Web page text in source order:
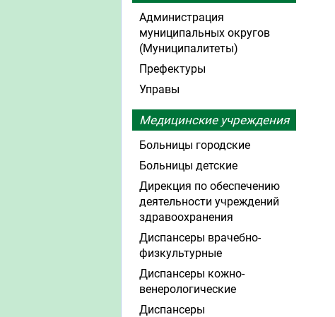
Администрация
муниципальных округов
(Муниципалитеты)
Префектуры
Управы
Медицинские учреждения
Больницы городские
Больницы детские
Дирекция по обеспечению
деятельности учреждений
здравоохранения
Диспансеры врачебно-
физкультурные
Диспансеры кожно-
венерологические
Диспансеры